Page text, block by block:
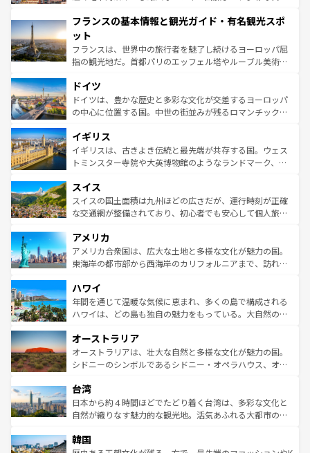
ませてくれるイタリアで、忘れられない旅をしてみよう！
なお、新着のイタリア情報は
しい。
文化が根付くこの国では、情熱的なフラメンコ、熱気あふ
れる闘牛、そして美味しいタパスが生活の一部となってい
る。首都マドリードの洗練された雰囲気や、バルセロナの
アートに溢れた街角から、地方では古代ローマ遺跡や中世
せる。地方によって風土や気候が異なるスペインはその個
性で訪れる人を魅了する。 なお、新着のスペイン情報は コ
ンテンツ一覧を参照してほしい。
フランスの基本情報と観光ガイド・有名観光スポ
ット
フランスは、世界中の旅行者を魅了し続けるヨーロッパ屈
指の観光地だ。首都パリのエッフェル塔やルーブル美術館
で、幅広い魅力が詰まっている。華麗な宮殿、歴史的な大
聖堂、美しいビーチ、そして豊かな自然が、訪れる者を心
から魅了する。また、フランスは美食の国としても知ら
いる。シャンパンの発祥地であるランス、プロヴァンスの
香り高いラベンダー畑など、多彩な楽しみ方が可能だ。さ
らに、パリ以外の地域にも魅力が溢れており、どの街角に
れる地方に足を運ぶとそれぞれで全く異なる文化を体験で
きるだろう。 なお、新着のフランス情報はコンテンツ一覧
を参照してほしい。
ドイツ
ドイツは、豊かな歴史と多彩な文化が交差するヨーロッパ
の中心に位置する国。中世の街並みが残るロマンチック街
顔を持つこの国は、どこを歩いても飽きることがない。ベ
ルリンの文化的活気、バイエルン州のアルプスの絶景、そ
してライン川沿いのワイン畑といった風景は必見。ビール
は、お酒好きな人にはぜひ体験してほしい。 なお、新着の
ドイツ情報はコンテンツ一覧を参照してほしい。
イギリス
イギリスは、古きよき伝統と最先端が共存する国。ウェス
トミンスター寺院や大英博物館のようなランドマーク、歴
リアごとに異なる魅力がある。また、優雅なアフタヌーン
ティー、ビール好きにはたまらない英国パブ、サッカー観
戦など、本場だからこそできる体験も豊富。イギリスを旅
ンツ一覧を参照してほしい。
スイス
スイスの国土面積は九州ほどの広さだが、運行時刻が正確
な交通網が整備されており、初心者でも安心して個人旅行
の建物がそのまま残る町や、スイスならではのユニークな
博物館もあり、アルプス観光だけでなく町歩きも満喫する
ことができる。国民の所得が高いため物価も高いが、旅行
ば市内交通費無料で観光を楽しむこともできる。 なお、新
着のスイス情報はコンテンツ一覧 を参照してほしい。
アメリカ
アメリカ合衆国は、広大な土地と多様な文化が魅力の国。
東海岸の都市部から西海岸のカリフォルニアまで、訪れる
のような巨大都市は、観光、ショッピング、エンターテイ
ンメントが詰まった刺激的なスポットだ。一方、アメリカ
西部には大自然が広がり、グランドキャニオンやイエロー
部のニューオーリンズでは、音楽と美食が融合した独特の
文化が魅力。旅行者はアメリカの各地域で異なる魅力を楽
しみながら、その多様性と豊かな歴史を感じることができ
ならではの贅沢な旅のスタイルだ。 なお、新着のアメリカ
情報はコンテンツ一覧を参照してほしい。
ハワイ
年間を通じて温暖な気候に恵まれ、多くの島で構成される
ハワイは、どの島も独自の魅力をもっている。大自然の神
ワイ島は見逃せない。また、定番の観光地といえばオアフ
島だが、静かな自然を求めるならマウイ島やカウアイ島が
おすすめ。エメラルドグリーンに輝く海をはじめ、豊かな
れるおもてなしの心で訪れる人々を迎えてくれるハワイの
人々、おいしいローカルフードやハワイアンミュージッ
ク、伝統的なフラダンスなど、すべてがハワイの魅力を彩
ワイを、存分に味わってほしい。 なお、新着のハワイ情報
はコンテンツ一覧を参照してほしい。
オーストラリア
オーストラリアは、壮大な自然と多様な文化が魅力の国。
シドニーのシンボルであるシドニー・オペラハウス、オー
リアリーフや大陸中央部にそびえるウルル（エアーズロッ
ク）、タスマニアの美しい原生林やケアンズの熱帯雨林な
ど、見どころがたくさん。また、カフェやワイン、オージ
いる。アクティビティも充実しており、サーフィンやダイ
台湾
日本から約４時間ほどでたどり着く台湾は、多彩な文化と
自然が織りなす魅力的な観光地。活気あふれる大都市の台
ン）、静ひつな山岳地帯である台湾東部など、都市の喧騒
韓国